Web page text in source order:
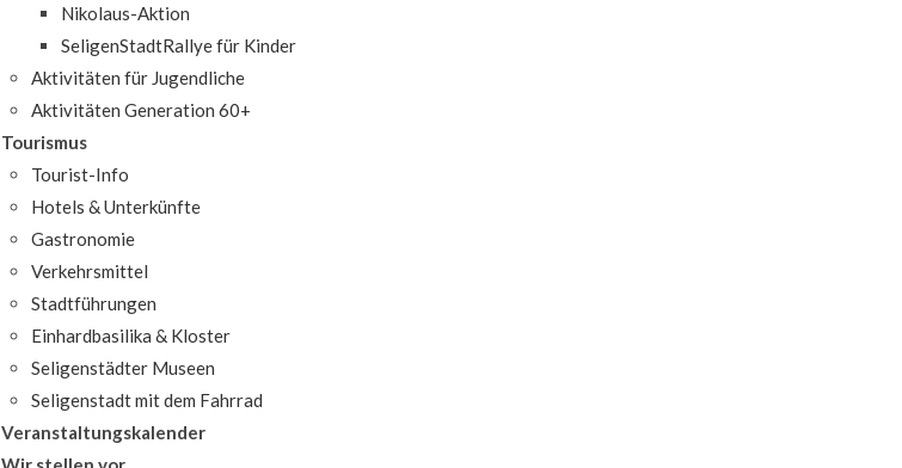
Nikolaus-Aktion
SeligenStadtRallye für Kinder
Aktivitäten für Jugendliche
Aktivitäten Generation 60+
Tourismus
Tourist-Info
Hotels & Unterkünfte
Gastronomie
Verkehrsmittel
Stadtführungen
Einhardbasilika & Kloster
Seligenstädter Museen
Seligenstadt mit dem Fahrrad
Veranstaltungskalender